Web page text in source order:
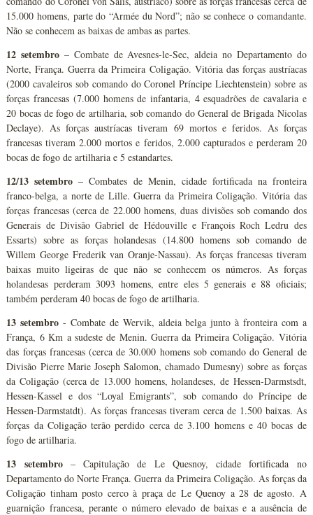
15.000 homens, parte do “Armée du Nord”; não se conhece o comandante.
Não se conhecem as baixas de ambas as partes.
12 setembro – Combate de Avesnes-le-Sec, aldeia no Departamento do
Norte, França. Guerra da Primeira Coligação. Vitória das forças austríacas
(2000 cavaleiros sob comando do Coronel Príncipe Liechtenstein) sobre as
forças francesas (7.000 homens de infantaria, 4 esquadrões de cavalaria e
20 bocas de fogo de artilharia, sob comando do General de Brigada Nicolas
Declaye). As forças austríacas tiveram 69 mortos e feridos. As forças
francesas tiveram 2.000 mortos e feridos, 2.000 capturados e perderam 20
bocas de fogo de artilharia e 5 estandartes.
12/13 setembro – Combates de Menin, cidade fortificada na fronteira
franco-belga, a norte de Lille. Guerra da Primeira Coligação. Vitória das
forças francesas (cerca de 22.000 homens, duas divisões sob comando dos
Generais de Divisão Gabriel de Hédouville e François Roch Ledru des
Essarts) sobre as forças holandesas (14.800 homens sob comando de
Willem George Frederik van Oranje-Nassau). As forças francesas tiveram
baixas muito ligeiras de que não se conhecem os números. As forças
holandesas perderam 3093 homens, entre eles 5 generais e 88 oficiais;
também perderam 40 bocas de fogo de artilharia.
13 setembro - Combate de Wervik, aldeia belga junto à fronteira com a
França, 6 Km a sudeste de Menin. Guerra da Primeira Coligação. Vitória
das forças francesas (cerca de 30.000 homens sob comando do General de
Divisão Pierre Marie Joseph Salomon, chamado Dumesny) sobre as forças
da Coligação (cerca de 13.000 homens, holandeses, de Hessen-Darmstsdt,
Hessen-Kassel e dos “Loyal Emigrants”, sob comando do Príncipe de
Hessen-Darmstatdt). As forças francesas tiveram cerca de 1.500 baixas. As
forças da Coligação terão perdido cerca de 3.100 homens e 40 bocas de
fogo de artilharia.
13 setembro– Capitulação de Le Quesnoy, cidade fortificada no
Departamento do Norte França. Guerra da Primeira Coligação. As forças da
Coligação tinham posto cerco à praça de Le Quenoy a 28 de agosto. A
guarnição francesa, perante o número elevado de baixas e a ausência de